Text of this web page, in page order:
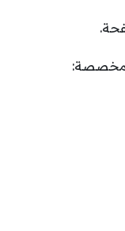
المخصصة: